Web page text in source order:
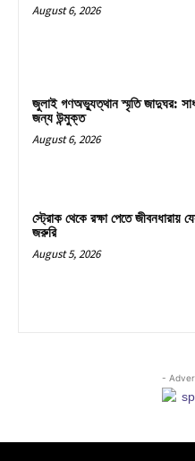
August 6, 2026
জুলাই গণঅভ্যুত্থান স্মৃতি জাদুঘর:
জন্য উন্মুক্ত
August 6, 2026
স্ট্রোক থেকে রক্ষা পেতে জীবনধারায়
জরুরি
August 5, 2026
-